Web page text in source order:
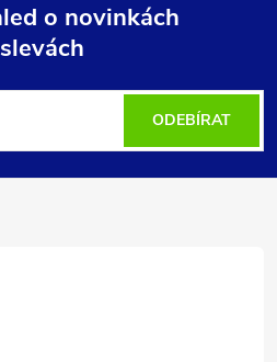
o novinkách
ODEBÍRAT